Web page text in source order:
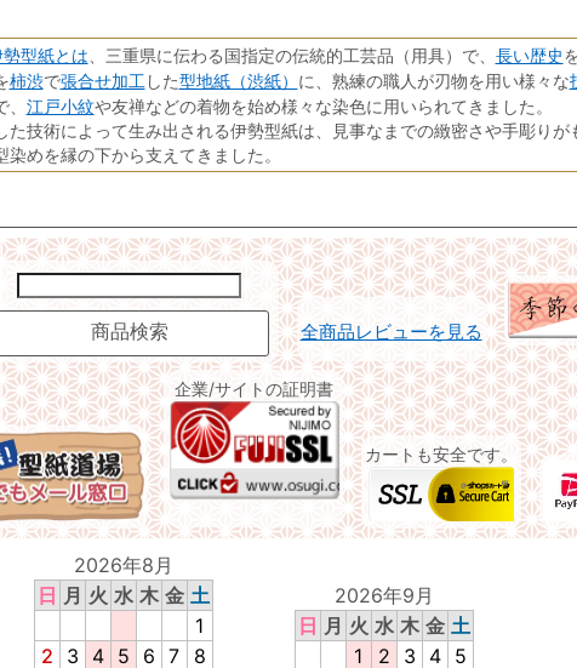
勢型紙とは 、三重県に伝わる国指定の伝統的工芸品（用具）で、 長い歴史
柿渋で張合せ加工 した型地紙（渋紙） に、熟練の職人が刃物を用い様々な
江戸小紋や友禅などの着物を始め様々な染色に用いられてきました。
た技術によって生み出される伊勢型紙は、見事なまでの緻密さや手彫り
染めを縁の下から支えてきました。
全商品レビューを見る
企業/サイトの証明書
カートも安全です。
2026年8月
日 月 火 水 木 金 土
1
2
3 4 5 6 7 8
2026年9月
日 月 火 水 木 金 土
1
2 3 4 5